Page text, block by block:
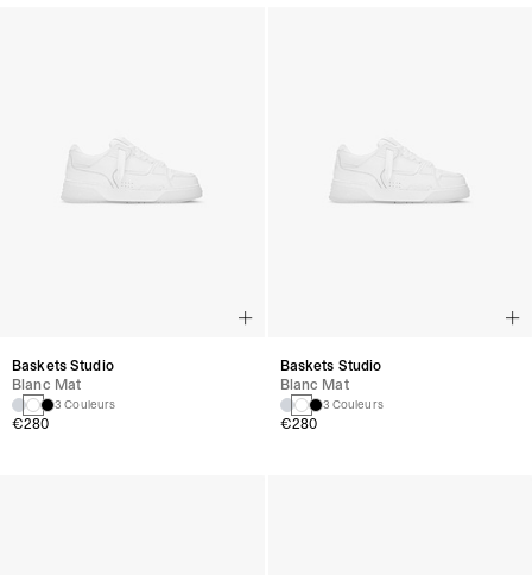
Baskets Studio
Blanc Mat
3 Couleurs
€280
Baskets Studio
Blanc Mat
3 Couleurs
€280